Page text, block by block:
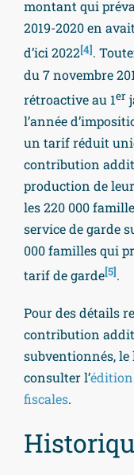
montant qui
2019-2020 en
d’ici 2022[4].
du 7 novembre
rétroactive au 1er
l’année
un tarif réduit
contribution
production de
les 220 000
service de garde
000 familles qui
tarif de garde[5].
Pour des détails
contribution
subventionnés, le
consulter l’édition
fiscales.